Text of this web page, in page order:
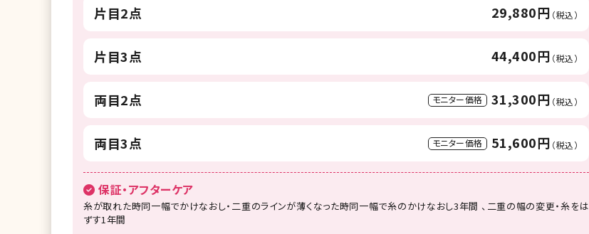
片目2点 29,880円 （税込）
片目3点 44,400円 （税込）
両目2点 モニター価格 31,300円 （税込）
両目3点 モニター価格 51,600円 （税込）
保証・アフターケア
糸が取れた時同一幅でかけなおし・二重のラインが薄くなった時同一幅で糸のかけなおし3年間 、二重の幅の変更・糸をは
ずす1年間